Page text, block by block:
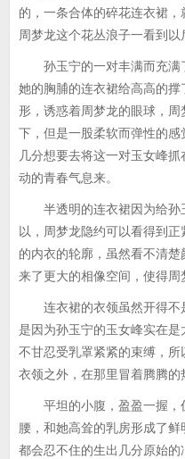
的，一条合体的碎花连衣裙
周梦龙这个花丛浪子一看到以
孙玉宁的一对丰满而充满
她的胸脯的连衣裙给高高的
形，诱惑着周梦龙的眼球，
下，但是一股柔软而弹性的
几分想要去将这一对玉女峰
动的青春气息来。
半透明的连衣裙因为给孙
以，周梦龙隐约可以看得到
的内衣的轮廓，虽然看不清
来了更大的相像空间，使得周
连衣裙的衣领虽然开得不
是因为孙玉宁的玉女峰实在
不甘忍受乳罩紧紧的束缚，
衣领之外，在那里冒着腾腾的
平坦的小腹，盈盈一握，
腰，和她高耸的乳房形成了鲜
都会忍不住的生出几分原始